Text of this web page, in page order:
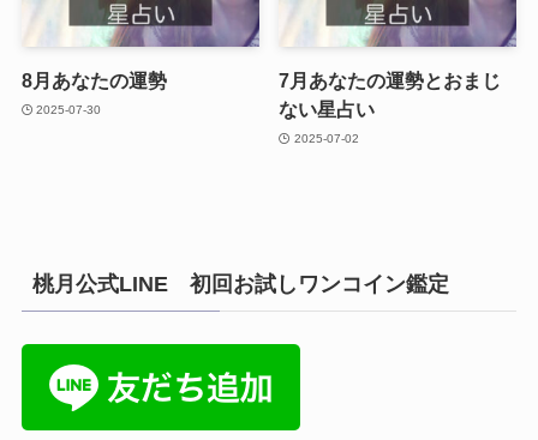
8月あなたの運勢
2025-07-30
7月あなたの運勢とおまじ
ない星占い
2025-07-02
桃月公式LINE 初回お試しワンコイン鑑定